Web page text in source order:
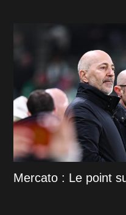
Mercato : Le point